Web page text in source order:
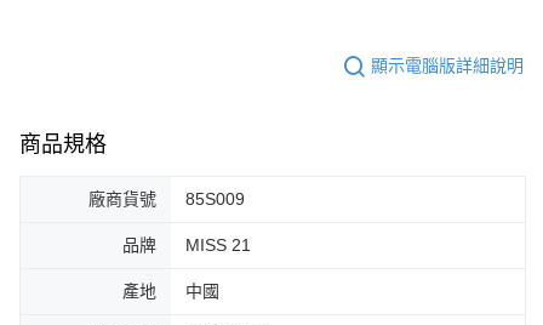
顯示電腦版詳細說明
商品規格
廠商貨號 85S009
品牌 MISS 21
產地 中國